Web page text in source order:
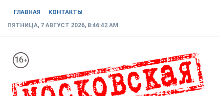
ГЛАВНАЯ
КОНТАКТЫ
ПЯТНИЦА, 7 АВГУСТ 2026, 8:46:42 AM